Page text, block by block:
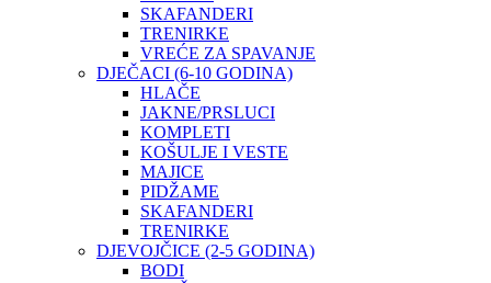
SKAFANDERI
TRENIRKE
VREĆE ZA SPAVANJE
DJEČACI (6-10 GODINA)
HLAČE
JAKNE/PRSLUCI
KOMPLETI
KOŠULJE I VESTE
MAJICE
PIDŽAME
SKAFANDERI
TRENIRKE
DJEVOJČICE (2-5 GODINA)
BODI